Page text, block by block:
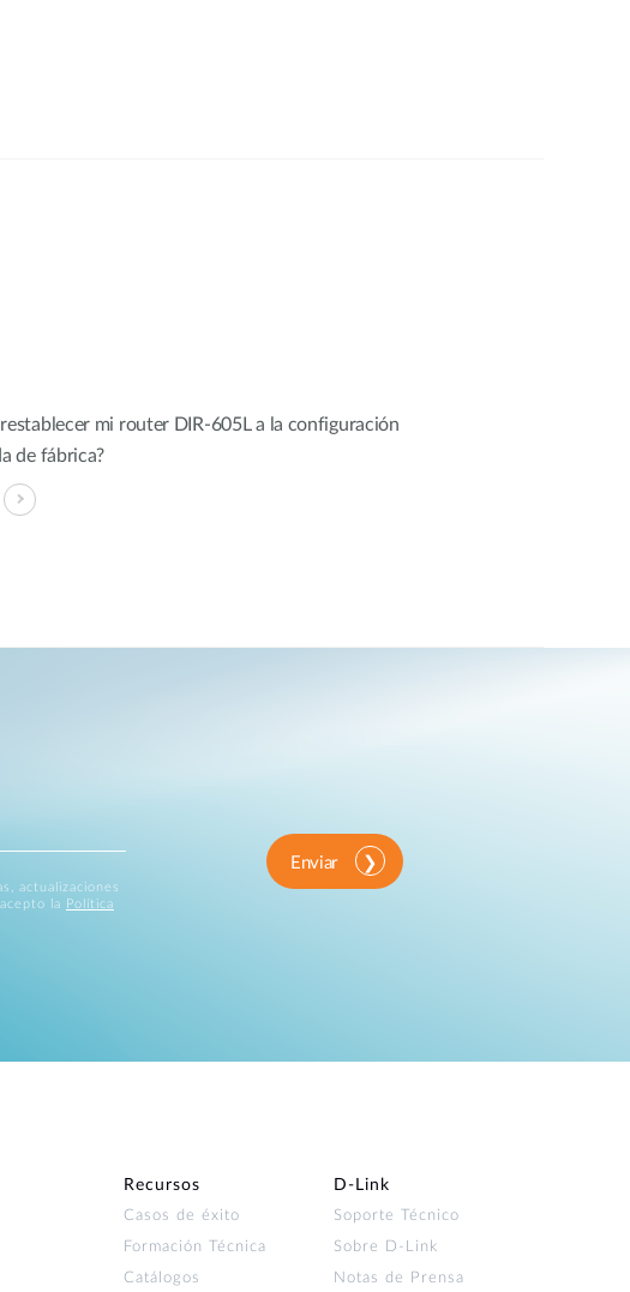
mi router DIR-605L a la configuración
de fábrica?
actualizaciones
la
Política
Enviar
Recursos
Casos de éxito
Formación Técnica
Catálogos
D‑Link
Soporte Técnico
Sobre D-Link
Notas de Prensa